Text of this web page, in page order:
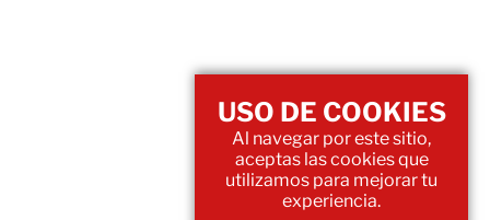
USO DE COOKIES
Al navegar por este sitio,
aceptas las cookies que
utilizamos para mejorar tu
experiencia.